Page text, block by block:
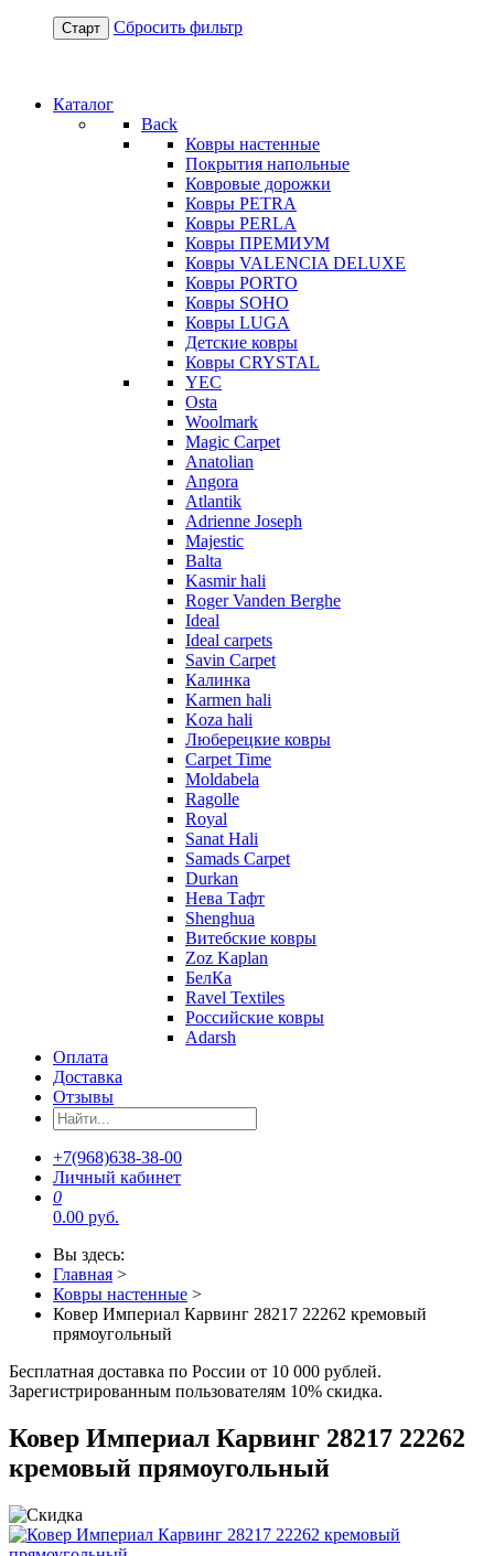
Старт Сбросить фильтр
Каталог
Back
Ковры настенные
Покрытия напольные
Ковровые дорожки
Ковры PETRA
Ковры PERLA
Ковры ПРЕМИУМ
Ковры VALENCIA DELUXE
Ковры PORTO
Ковры SOHO
Ковры LUGA
Детские ковры
Ковры CRYSTAL
YEC
Osta
Woolmark
Magic Carpet
Anatolian
Angora
Atlantik
Adrienne Joseph
Majestic
Balta
Kasmir hali
Roger Vanden Berghe
Ideal
Ideal carpets
Savin Carpet
Калинка
Karmen hali
Koza hali
Люберецкие ковры
Carpet Time
Moldabela
Ragolle
Royal
Sanat Hali
Samads Carpet
Durkan
Нева Тафт
Shenghua
Витебские ковры
Zoz Kaplan
БелКа
Ravel Textiles
Российские ковры
Adarsh
Оплата
Доставка
Отзывы
+7(968)638-38-00
Личный кабинет
0
0.00 руб.
Вы здесь:
Главная >
Ковры настенные >
Ковер Империал Карвинг 28217 22262 кремовый
прямоугольный
Бесплатная доставка по России от 10 000 рублей.
Зарегистрированным пользователям 10% скидка.
Ковер Империал Карвинг 28217 22262
кремовый прямоугольный